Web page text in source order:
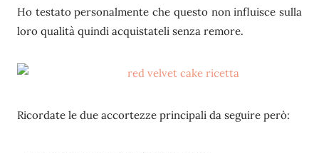
Ho testato personalmente che questo non influisce sulla
loro qualità quindi acquistateli senza remore.
Ricordate le due accortezze principali da seguire però: